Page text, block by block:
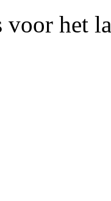
voor het